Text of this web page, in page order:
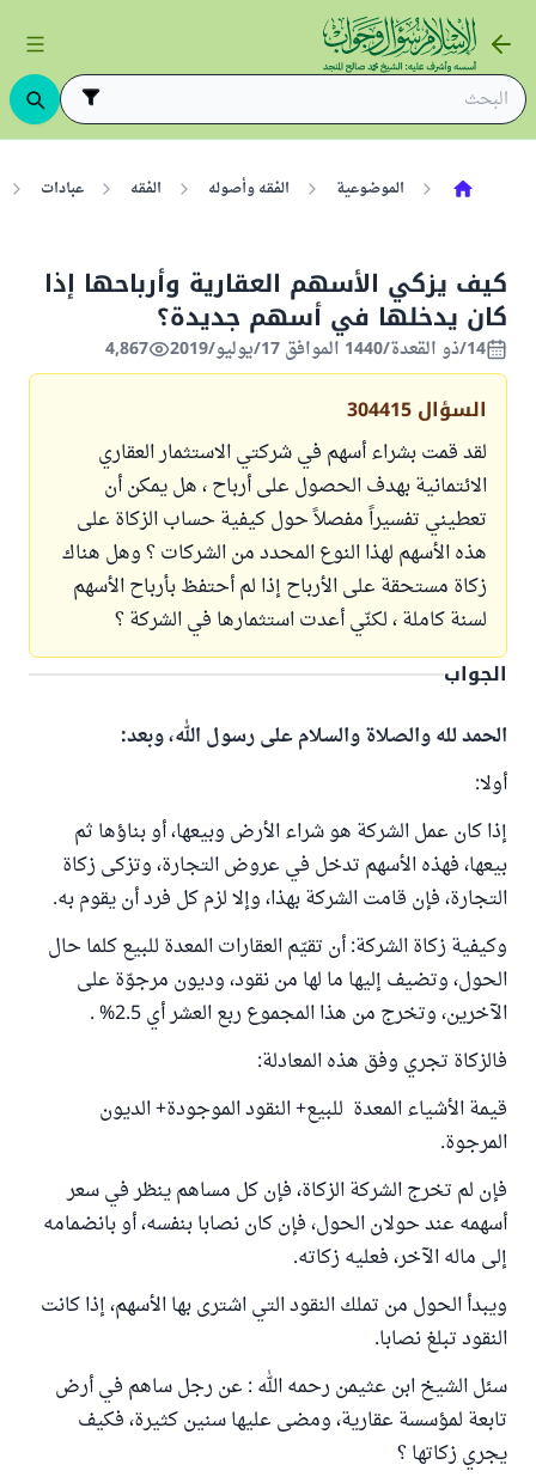
الموضوعية الفقه وأصوله الفقه عبادات
كيف يزكي الأسهم العقارية وأرباحها إذا
كان يدخلها في أسهم جديدة؟
14/ذو القعدة/1440 الموافق 17/يوليو/2019 4,867
السؤال 304415
لقد قمت بشراء أسهم في شركتي الاستثمار العقاري
الائتمانية بهدف الحصول على أرباح ، هل يمكن أن
تعطيني تفسيراً مفصلاً حول كيفية حساب الزكاة على
هذه الأسهم لهذا النوع المحدد من الشركات ؟ وهل هناك
زكاة مستحقة على الأرباح إذا لم أحتفظ بأرباح الأسهم
لسنة كاملة ، لكنّي أعدت استثمارها في الشركة ؟
الجواب
الحمد لله والصلاة والسلام على رسول الله، وبعد:
أولا:
إذا كان عمل الشركة هو شراء الأرض وبيعها، أو بناؤها ثم
بيعها، فهذه الأسهم تدخل في عروض التجارة، وتزكى زكاة
التجارة، فإن قامت الشركة بهذا، وإلا لزم كل فرد أن يقوم به.
وكيفية زكاة الشركة: أن تقيّم العقارات المعدة للبيع كلما حال
الحول، وتضيف إليها ما لها من نقود، وديون مرجوّة على
الآخرين، وتخرج من هذا المجموع ربع العشر أي 2.5% .
فالزكاة تجري وفق هذه المعادلة:
قيمة الأشياء المعدة للبيع+ النقود الموجودة+ الديون
المرجوة.
فإن لم تخرج الشركة الزكاة، فإن كل مساهم ينظر في سعر
أسهمه عند حولان الحول، فإن كان نصابا بنفسه، أو بانضمامه
إلى ماله الآخر، فعليه زكاته.
ويبدأ الحول من تملك النقود التي اشترى بها الأسهم، إذا كانت
النقود تبلغ نصابا.
سئل الشيخ ابن عثيمن رحمه الله : عن رجل ساهم في أرض
تابعة لمؤسسة عقارية، ومضى عليها سنين كثيرة، فكيف
يجري زكاتها ؟